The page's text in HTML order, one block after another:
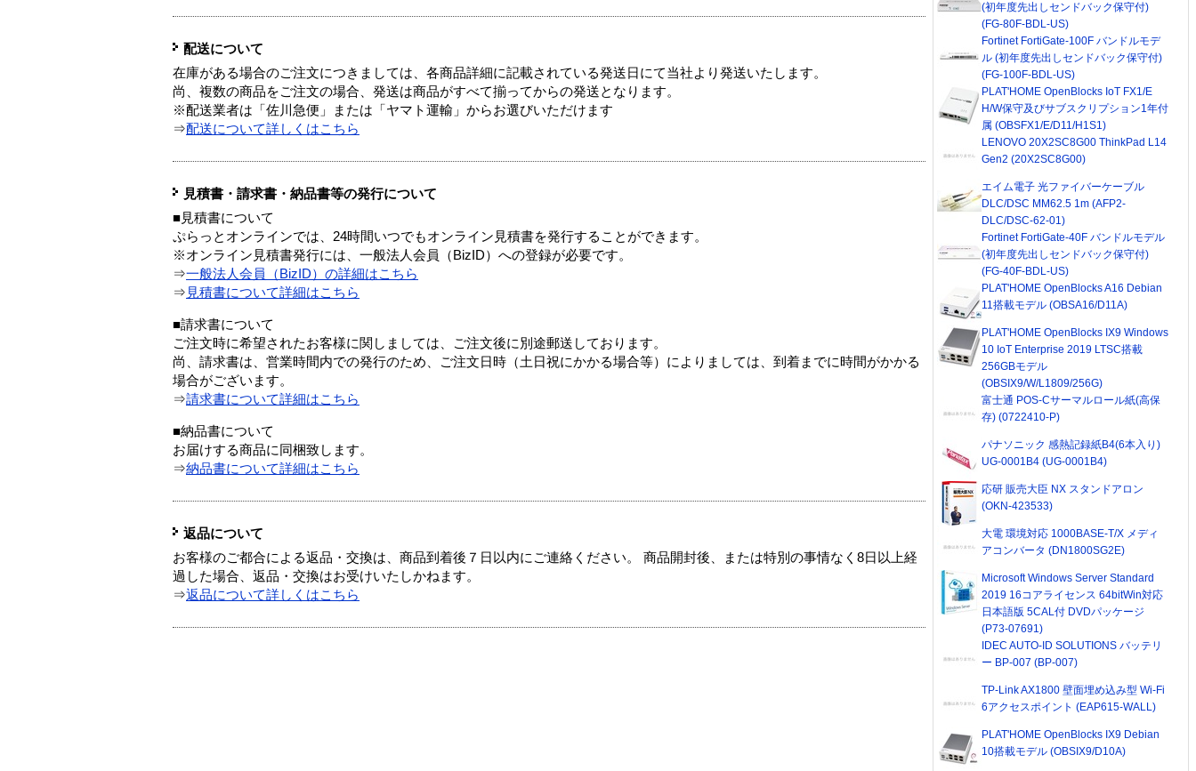
配送について
在庫がある場合のご注文につきましては、各商品詳細に記載されている発送日にて当社より発送いたします。
尚、複数の商品をご注文の場合、発送は商品がすべて揃ってからの発送となります。
※配送業者は「佐川急便」または「ヤマト運輸」からお選びいただけます
⇒配送について詳しくはこちら
見積書・請求書・納品書等の発行について
■見積書について
ぷらっとオンラインでは、24時間いつでもオンライン見積書を発行することができます。
※オンライン見積書発行には、一般法人会員（BizID）への登録が必要です。
⇒一般法人会員（BizID）の詳細はこちら
⇒ 見積書について詳細はこちら
■請求書について
ご注文時に希望されたお客様に関しましては、ご注文後に別途郵送しております。
尚、請求書は、営業時間内での発行のため、ご注文日時（土日祝にかかる場合等）によりましては、到着までに時間がかかる
場合がございます。
⇒請求書について詳細はこちら
■納品書について
お届けする商品に同梱致します。
⇒納品書について詳細はこちら
返品について
お客様のご都合による返品・交換は、商品到着後７日以内にご連絡ください。 商品開封後、または特別の事情なく8日以上経
過した場合、返品・交換はお受けいたしかねます。
⇒返品について詳しくはこちら
(初年度先出しセンドバック保守付)
(FG-80F-BDL-US)
Fortinet FortiGate-100F バンドルモデ
ル (初年度先出しセンドバック保守付)
(FG-100F-BDL-US)
PLAT'HOME OpenBlocks IoT FX1/E
H/W保守及びサブスクリプション1年付
属 (OBSFX1/E/D11/H1S1)
LENOVO 20X2SC8G00 ThinkPad L14
Gen2 (20X2SC8G00)
エイム電子 光ファイバーケーブル
DLC/DSC MM62.5 1m (AFP2-
DLC/DSC-62-01)
Fortinet FortiGate-40F バンドルモデル
(初年度先出しセンドバック保守付)
(FG-40F-BDL-US)
PLAT'HOME OpenBlocks A16 Debian
11搭載モデル (OBSA16/D11A)
PLAT'HOME OpenBlocks IX9 Windows
10 IoT Enterprise 2019 LTSC搭載
256GBモデル
(OBSIX9/W/L1809/256G)
富士通 POS-Cサーマルロール紙(高保
存) (0722410-P)
パナソニック 感熱記録紙B4(6本入り)
UG-0001B4 (UG-0001B4)
応研 販売大臣 NX スタンドアロン
(OKN-423533)
大電 環境対応 1000BASE-T/X メディ
アコンバータ (DN1800SG2E)
Microsoft Windows Server Standard
2019 16コアライセンス 64bitWin対応
日本語版 5CAL付 DVDパッケージ
(P73-07691)
IDEC AUTO-ID SOLUTIONS バッテリ
ー BP-007 (BP-007)
TP-Link AX1800 壁面埋め込み型 Wi-Fi
6アクセスポイント (EAP615-WALL)
PLAT'HOME OpenBlocks IX9 Debian
10搭載モデル (OBSIX9/D10A)